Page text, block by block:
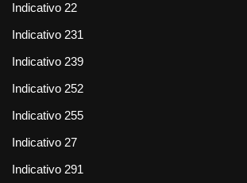
Indicativo 22
Indicativo 231
Indicativo 239
Indicativo 252
Indicativo 255
Indicativo 27
Indicativo 291